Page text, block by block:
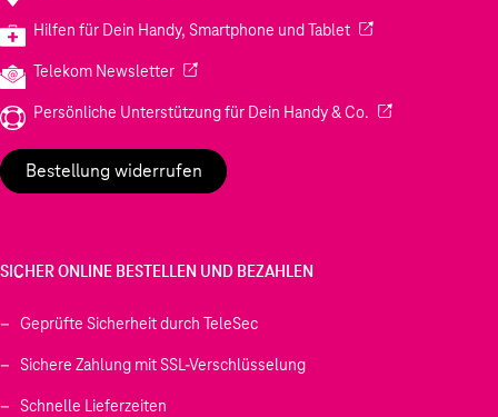
Hilfen für Dein Handy, Smartphone und Tablet(Wird in einem
Telekom Newsletter(Wird in einem neuen Tab geöffnet)
Persönliche Unterstützung für Dein Handy & Co. (Wird in einem
Bestellung widerrufen
SICHER ONLINE BESTELLEN UND BEZAHLEN
Geprüfte Sicherheit durch TeleSec
Sichere Zahlung mit SSL-Verschlüsselung
Schnelle Lieferzeiten